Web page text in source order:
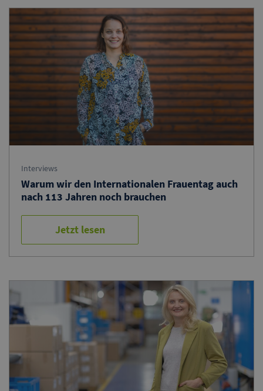
Interviews
Warum wir den Internationalen Frauentag auch
nach 113 Jahren noch brauchen
Jetzt lesen